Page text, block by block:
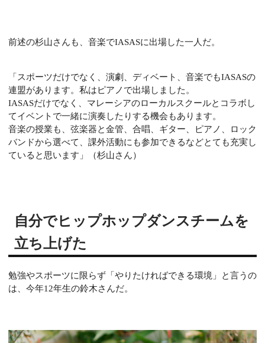
前述の杉山さんも、音楽でIASASに出場した一人だ。
「 スポーツだけでなく、演劇、ディベート、音楽でもIASASの
連盟があります。私はピアノで出場しました。
IASASだけでなく、マレーシアのローカルスクールとコラボし
てイベントで一緒に演奏したりする機会もあります。
音楽の授業も、弦楽器と金管、合唱、ギター、ピアノ、ロック
バンドから選べて、課外活動にも参加できるなどとても充実し
ていると思います」（杉山さん）
自分でヒップホップダンスチームを
立ち上げた
勉強やスポーツに限らず「やりたければできる環境」と言うの
は、今年12年生の鈴木さんだ。